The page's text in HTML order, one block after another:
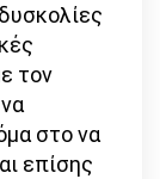
τον
στο να
επίσης